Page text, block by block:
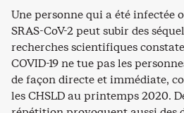
Une personne qui a été infectée
SRAS-CoV-2 peut subir des
recherches scientifiques
COVID-19 ne tue pas les
de façon directe et immédiate,
les CHSLD au printemps 2020.